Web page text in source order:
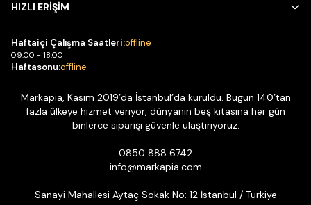
HIZLI ERİŞİM
Haftaiçi Çalışma Saatleri:offline
09:00 - 18:00
Haftasonu:offline
Markapia, Kasım 2019’da İstanbul’da kuruldu. Bugün 140’tan
fazla ülkeye hizmet veriyor, dünyanın beş kıtasına her gün
binlerce siparişi güvenle ulaştırıyoruz.
0850 888 6742
info@markapia.com
Sanayi Mahallesi Aytaç Sokak No: 12 İstanbul / Türkiye